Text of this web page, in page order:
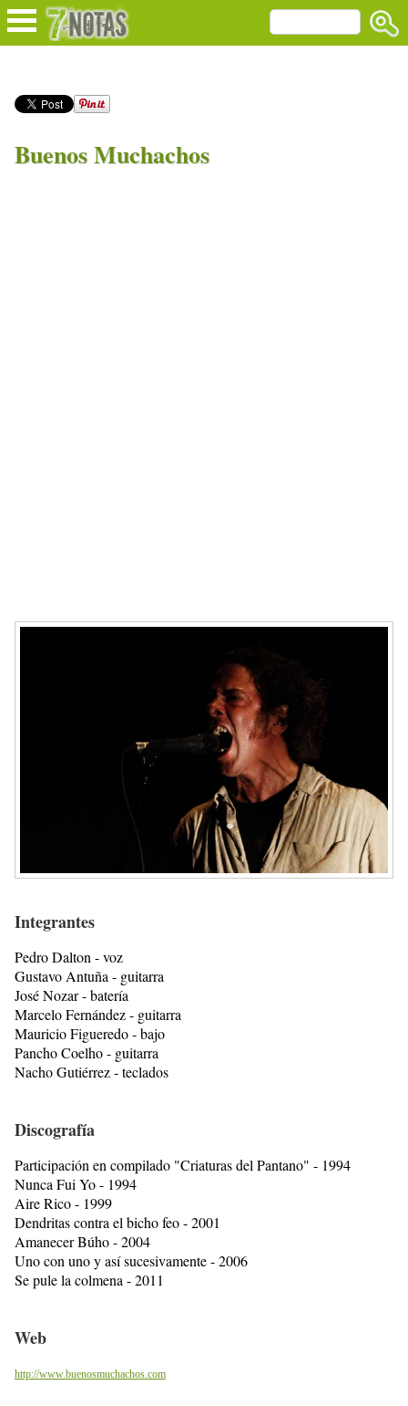
Buenos Muchachos
Integrantes
Pedro Dalton - voz
Gustavo Antuña - guitarra
José Nozar - batería
Marcelo Fernández - guitarra
Mauricio Figueredo - bajo
Pancho Coelho - guitarra
Nacho Gutiérrez - teclados
Discografía
Participación en compilado "Criaturas del Pantano" - 1994
Nunca Fui Yo - 1994
Aire Rico - 1999
Dendritas contra el bicho feo - 2001
Amanecer Búho - 2004
Uno con uno y así sucesivamente - 2006
Se pule la colmena - 2011
Web
http://www.buenosmuchachos.com